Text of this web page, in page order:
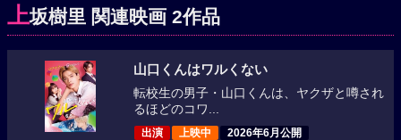
上坂樹里 関連映画 2作品
山口くんはワルくない
転校生の男子・山口くんは、ヤクザと噂され
るほどのコワ...
出演 上映中 2026年6月公開